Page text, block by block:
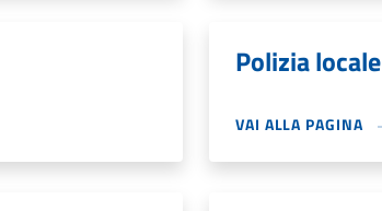
Polizia locale
VAI ALLA PAGINA